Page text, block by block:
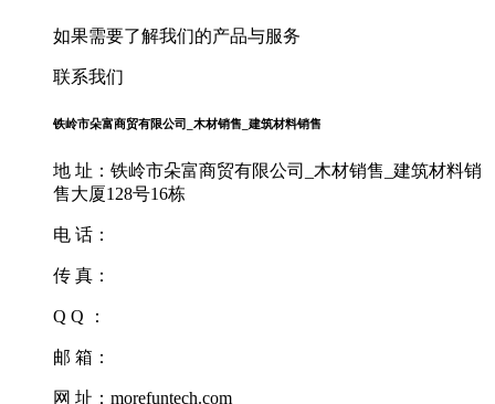
如果需要了解我们的产品与服务
联系我们
铁岭市朵富商贸有限公司_木材销售_建筑材料销售
地 址：铁岭市朵富商贸有限公司_木材销售_建筑材料销
售大厦128号16栋
电 话：
传 真：
Q Q ：
邮 箱：
网 址：morefuntech.com